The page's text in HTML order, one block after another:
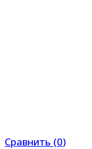
Сравнить (0)